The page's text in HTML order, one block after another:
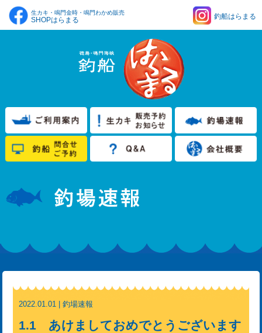
生カキ・鳴門金時・鳴門わかめ販売
SHOPはらまる 釣船はらまる
2022.01.01 | 釣場速報
1.1 あけましておめでとうございます